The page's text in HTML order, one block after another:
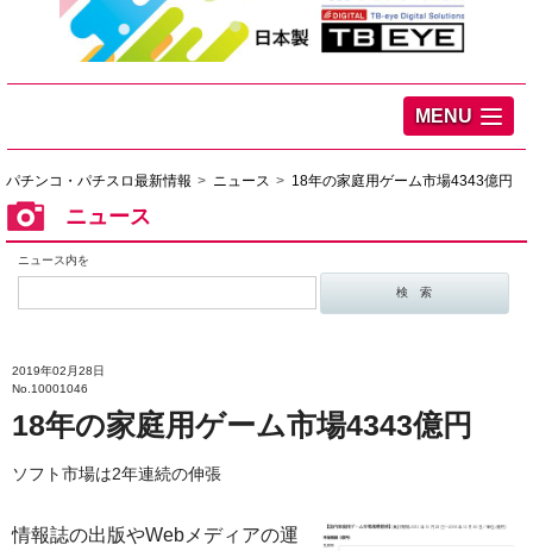
MENU
パチンコ・パチスロ最新情報 ニュース 18年の家庭用ゲーム市場4343億円
ニュース
ニュース内を
2019年02月28日
No.10001046
18年の家庭用ゲーム市場4343億円
ソフト市場は2年連続の伸張
情報誌の出版やWebメディアの運